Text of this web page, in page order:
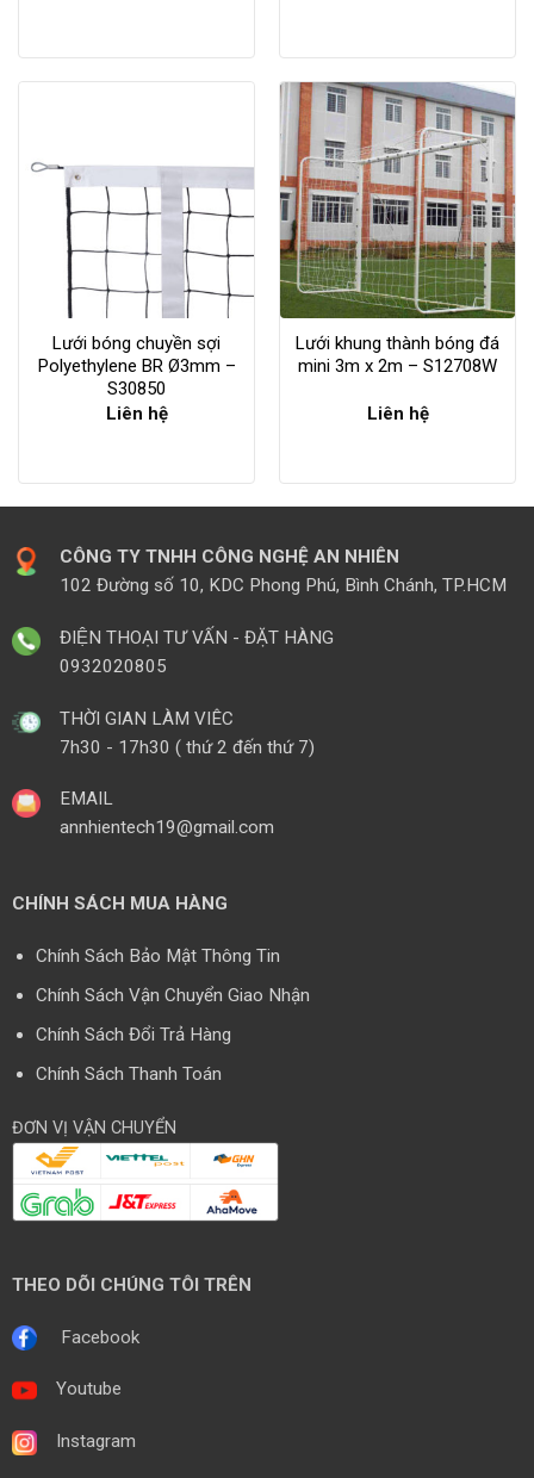
Lưới bóng chuyền sợi
Polyethylene BR Ø3mm –
S30850
Liên hệ
Lưới khung thành bóng đá
mini 3m x 2m – S12708W
Liên hệ
CÔNG TY TNHH CÔNG NGHỆ AN NHIÊN
102 Đường số 10, KDC Phong Phú, Bình Chánh, TP.HCM
ĐIỆN THOẠI TƯ VẤN - ĐẶT HÀNG
0932020805
THỜI GIAN LÀM VIÊC
7h30 - 17h30 ( thứ 2 đến thứ 7)
EMAIL
annhientech19@gmail.com
CHÍNH SÁCH MUA HÀNG
Chính Sách Bảo Mật Thông Tin
Chính Sách Vận Chuyển Giao Nhận
Chính Sách Đổi Trả Hàng
Chính Sách Thanh Toán
ĐƠN VỊ VẬN CHUYỂN
THEO DÕI CHÚNG TÔI TRÊN
Facebook
Youtube
Instagram